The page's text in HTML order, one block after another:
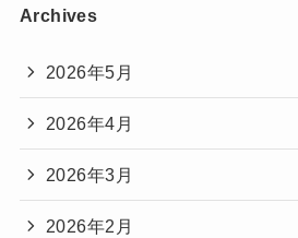
Archives
2026年5月
2026年4月
2026年3月
2026年2月